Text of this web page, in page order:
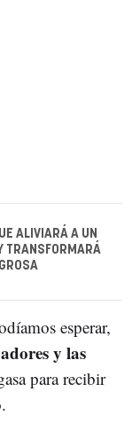
ALIVIARÁ A UN
TRANSFORMARÁ
esperar,
y las
para recibir